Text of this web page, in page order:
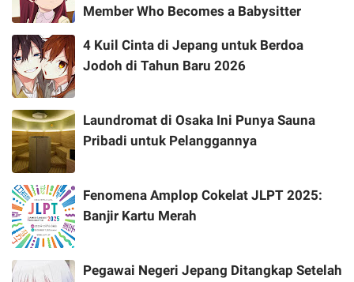
Member Who Becomes a Babysitter
4 Kuil Cinta di Jepang untuk Berdoa
Jodoh di Tahun Baru 2026
Laundromat di Osaka Ini Punya Sauna
Pribadi untuk Pelanggannya
Fenomena Amplop Cokelat JLPT 2025:
Banjir Kartu Merah
Pegawai Negeri Jepang Ditangkap Setelah